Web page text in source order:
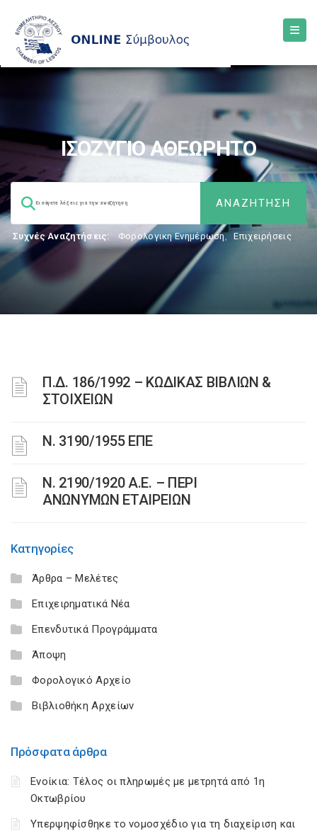
ΙΣΟΖΥΓΙΟ ΑΘΕΩΡΗΤΟ
Συχνές Αναζητήσεις: Φορολογικη Ενημέρωση, Επιχειρήσεις
Π.Δ. 186/1992 – ΚΩΔΙΚΑΣ ΒΙΒΛΙΩΝ &
ΣΤΟΙΧΕΙΩΝ
Ν. 3190/1955 ΕΠΕ
Ν. 2190/1920 Α.Ε. – ΠΕΡΙ
ΑΝΩΝΥΜΩΝ ΕΤΑΙΡΕΙΩΝ
Κατηγορίες
Άρθρα – Μελέτες
Επιχειρηματικά Νέα
Επενδυτικά Προγράμματα
Άποψη
Φορολογικό Αρχείο
Βιβλιοθήκη Αρχείων
Πρόσφατα άρθρα
Ενοίκια: Τέλος οι πληρωμές με μετρητά από 1η
Οκτωβρίου
Υπερψηφίσθηκε το νομοσχέδιο για τη διαχείριση και